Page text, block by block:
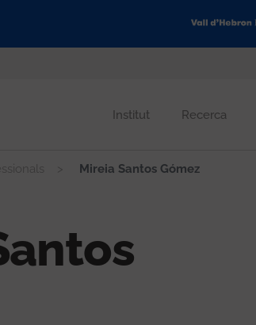
Institut Recerca
Mireia Santos Gómez